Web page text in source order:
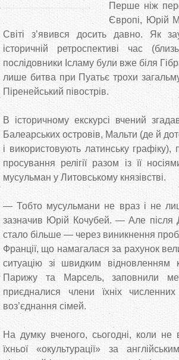
Перше ніж
Європі, Юрій
Світі з’явився досить давно. Як
історичній ретроспективі час
послідовники Ісламу були вже біля
лише битва при Пуатьє трохи
Піренейський півострів.
В історичному екскурсі вчений
Балеарських островів, Мальти (де й
і використовують латинську
просування релігії разом із її
мусульман у Литовському князівстві.
— Тобто мусульмани не враз і не
зазначив Юрій Кочубей. — Але після
стало більше — через виникнення
Франції, що намагалася за рахунок
ситуацію зі швидким відновленням
Парижу та Марсель, заповнили
приєдналися члени їхніх
воз’єднання сімей.
На думку вченого, сьогодні, коли не
їхньої «окультурації» за